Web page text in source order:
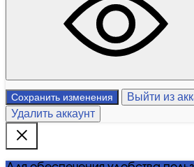
Сохранить изменения
Выйти из
Удалить аккаунт